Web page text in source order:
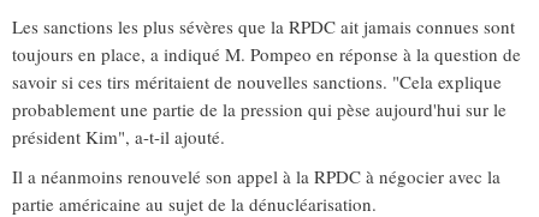
Les sanctions les plus sévères que la RPDC ait jamais connues sont
toujours en place, a indiqué M. Pompeo en réponse à la question de
savoir si ces tirs méritaient de nouvelles sanctions. "Cela explique
probablement une partie de la pression qui pèse aujourd'hui sur le
président Kim", a-t-il ajouté.
Il a néanmoins renouvelé son appel à la RPDC à négocier avec la
partie américaine au sujet de la dénucléarisation.